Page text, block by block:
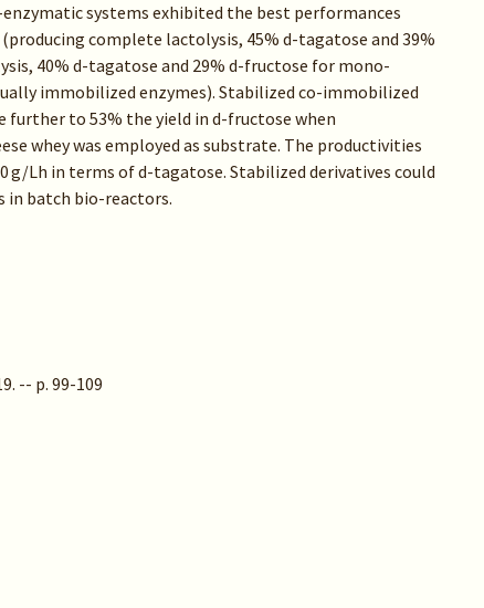
systems exhibited the best performances
complete lactolysis, 45% d-tagatose and 39%
40% d-tagatose and 29% d-fructose for mono-
immobilized enzymes). Stabilized co-immobilized
further to 53% the yield in d-fructose when
whey was employed as substrate. The productivities
g/Lh in terms of d-tagatose. Stabilized derivatives could
in batch bio-reactors.
-- p. 99-109